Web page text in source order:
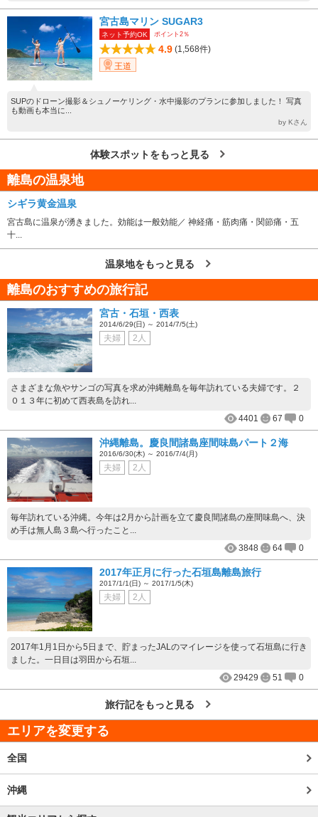
宮古島マリン SUGAR3
ネット予約OK ポイント2％
4.9 (1,568件)
王道
SUPのドローン撮影＆シュノーケリング・水中撮影のプランに参加しました！ 写真
も動画も本当に...
by Kさん
体験スポットをもっと見る
離島の温泉地
シギラ黄金温泉
宮古島に温泉が湧きました。効能は一般効能／ 神経痛・筋肉痛・関節痛・五
十...
温泉地をもっと見る
離島のおすすめの旅行記
宮古・石垣・西表
2014/6/29(日) ～ 2014/7/5(土)
夫婦 2人
さまざまな魚やサンゴの写真を求め沖縄離島を毎年訪れている夫婦です。２
０１３年に初めて西表島を訪れ...
4401
67 0
沖縄離島。慶良間諸島座間味島パート２海
2016/6/30(木) ～ 2016/7/4(月)
夫婦 2人
毎年訪れている沖縄。今年は2月から計画を立て慶良間諸島の座間味島へ、決
め手は無人島３島へ行ったこと...
3848
64 0
2017年正月に行った石垣島離島旅行
2017/1/1(日) ～ 2017/1/5(木)
夫婦 2人
2017年1月1日から5日まで、貯まったJALのマイレージを使って石垣島に行き
ました。一日目は羽田から石垣...
29429
51 0
旅行記をもっと見る
エリアを変更する
全国
沖縄